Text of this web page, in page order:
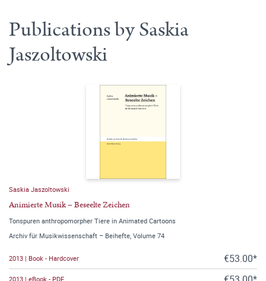
Publications by Saskia
Jaszoltowski
Saskia Jaszoltowski
Animierte Musik – Beseelte Zeichen
Tonspuren anthropomorpher Tiere in Animated Cartoons
Archiv für Musikwissenschaft – Beihefte, Volume 74
2013 | Book - Hardcover €53.00*
2013 | eBook - PDF